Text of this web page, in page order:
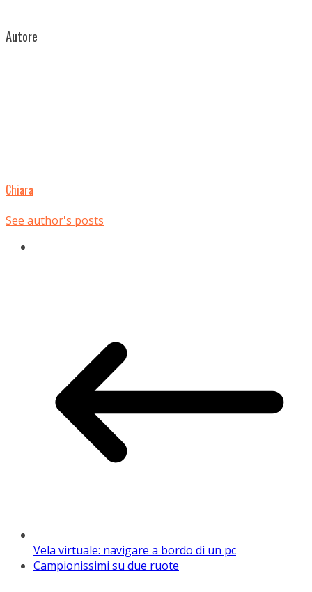
Autore
Chiara
See author's posts
Vela virtuale: navigare a bordo di un pc
Campionissimi su due ruote